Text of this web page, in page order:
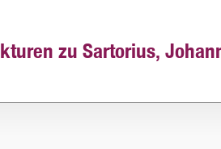
zu Sartorius,